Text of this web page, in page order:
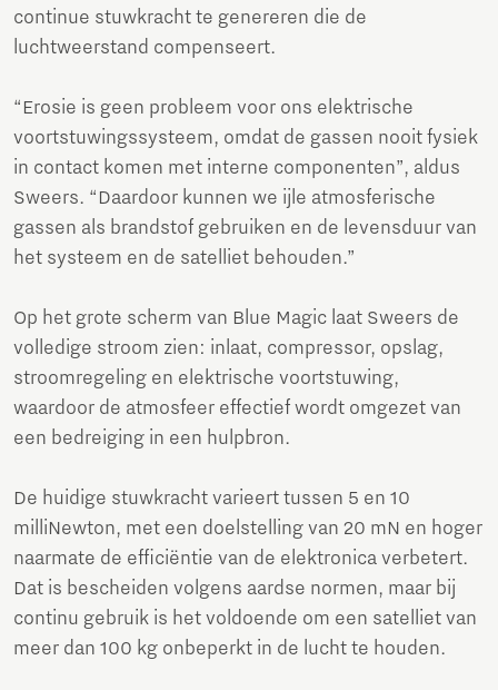
continue stuwkracht te genereren die de
luchtweerstand compenseert.
“Erosie is geen probleem voor ons elektrische
voortstuwingssysteem, omdat de gassen nooit fysiek
in contact komen met interne componenten”, aldus
Sweers. “Daardoor kunnen we ijle atmosferische
gassen als brandstof gebruiken en de levensduur van
het systeem en de satelliet behouden.”
Op het grote scherm van Blue Magic laat Sweers de
volledige stroom zien: inlaat, compressor, opslag,
stroomregeling en elektrische voortstuwing,
waardoor de atmosfeer effectief wordt omgezet van
een bedreiging in een hulpbron.
De huidige stuwkracht varieert tussen 5 en 10
milliNewton, met een doelstelling van 20 mN en hoger
naarmate de efficiëntie van de elektronica verbetert.
Dat is bescheiden volgens aardse normen, maar bij
continu gebruik is het voldoende om een satelliet van
meer dan 100 kg onbeperkt in de lucht te houden.